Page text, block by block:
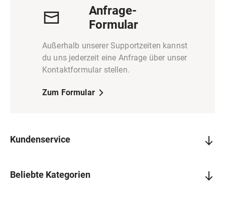
Anfrage-
Formular
Außerhalb unserer Supportzeiten kannst
du uns jederzeit eine Anfrage über unser
Kontaktformular stellen.
Zum Formular
Kundenservice
Beliebte Kategorien